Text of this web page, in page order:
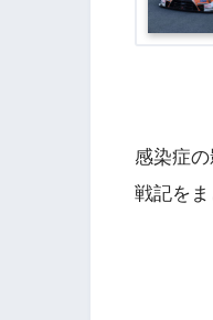
感染症
戦記をま